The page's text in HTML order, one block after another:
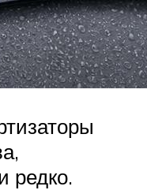
редко.